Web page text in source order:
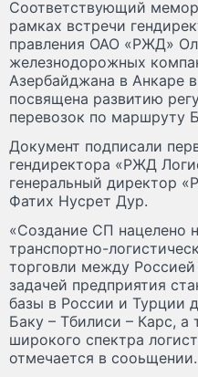
Соответствующий
рамках встречи
правления ОАО «РЖД»
железнодорожных
Азербайджана в Анкаре
посвящена развитию
перевозок по маршруту
Документ подписали
гендиректора «РЖД
генеральный директор
Фатих Нусрет Дур.
«Создание СП нацелено
транспортно-
торговли между
задачей предприятия
базы в России и Турции
Баку – Тбилиси – Карс, а
широкого спектра
отмечается в сооьщении.